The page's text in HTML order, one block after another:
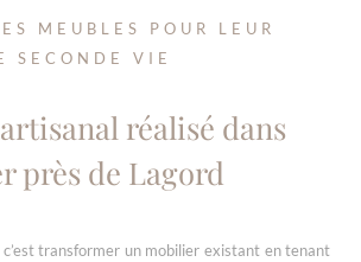
MEUBLES POUR LEUR
SECONDE VIE
réalisé dans
près de Lagord
c’est transformer un mobilier existant en tenant